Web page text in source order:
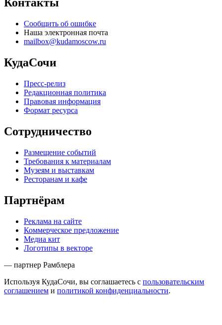
Контакты
Сообщить об ошибке
Наша электронная почта
mailbox@kudamoscow.ru
КудаСочи
Пресс-релиз
Редакционная политика
Правовая информация
Формат ресурса
Сотрудничество
Размещение событий
Требования к материалам
Музеям и выставкам
Ресторанам и кафе
Партнёрам
Реклама на сайте
Коммерческое предложение
Медиа кит
Логотипы в векторе
— партнер Рамблера
Используя КудаСочи, вы соглашаетесь с пользовательским
соглашением и политикой конфиденциальности.